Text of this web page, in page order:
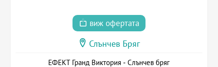
виж офертата
Слънчев Бряг
ЕФЕКТ Гранд Виктория - Слънчев бряг